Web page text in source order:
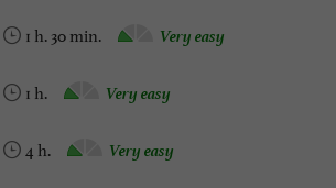
1 h. 30 min. Very easy
1 h. Very easy
4 h. Very easy